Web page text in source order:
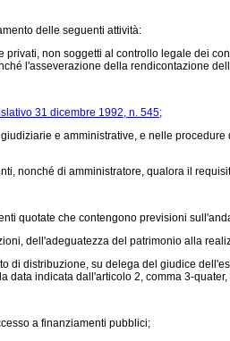
delle seguenti attività:
non soggetti al controllo legale dei
l'asseverazione della rendicontazione
31 dicembre 1992, n. 545;
e amministrative, e nelle
nonché di amministratore, qualora il
quotate che contengono previsioni
dell'adeguatezza del patrimonio alla
distribuzione, su delega del giudice
data indicata dall'articolo 2, comma 3-
a finanziamenti pubblici;